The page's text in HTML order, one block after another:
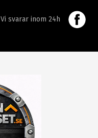
Vi svarar inom 24h